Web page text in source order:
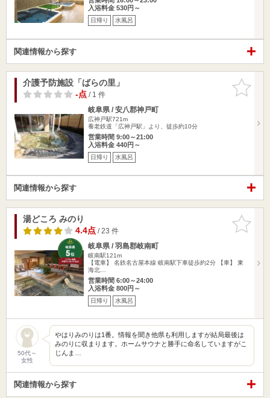
入浴料金 530円～
日帰り 水風呂
関連情報から探す
お気に入
りに追加
介護予防施設「ばらの里」
-点/ 1 件
岐阜県 / 安八郡神戸町
広神戸駅721m
養老鉄道「広神戸駅」より、徒歩約10分
営業時間 9:00～21:00
入浴料金 440円～
日帰り 水風呂
関連情報から探す
お気に入
りに追加
湯どころ みのり
4.4点/ 23 件
岐阜県 / 羽島郡岐南町
岐南駅121m
【電車】 名鉄名古屋本線 岐南駅下車徒歩約2分 【車】 東
海北…
営業時間 6:00～24:00
入浴料金 800円～
日帰り 水風呂
50代～
女性
やはりみのりは1番。情報を聞き他県も利用しますが結局最後は
みのりに収まります。ホームサウナと勝手に命名していますがこ
じんま…
関連情報から探す